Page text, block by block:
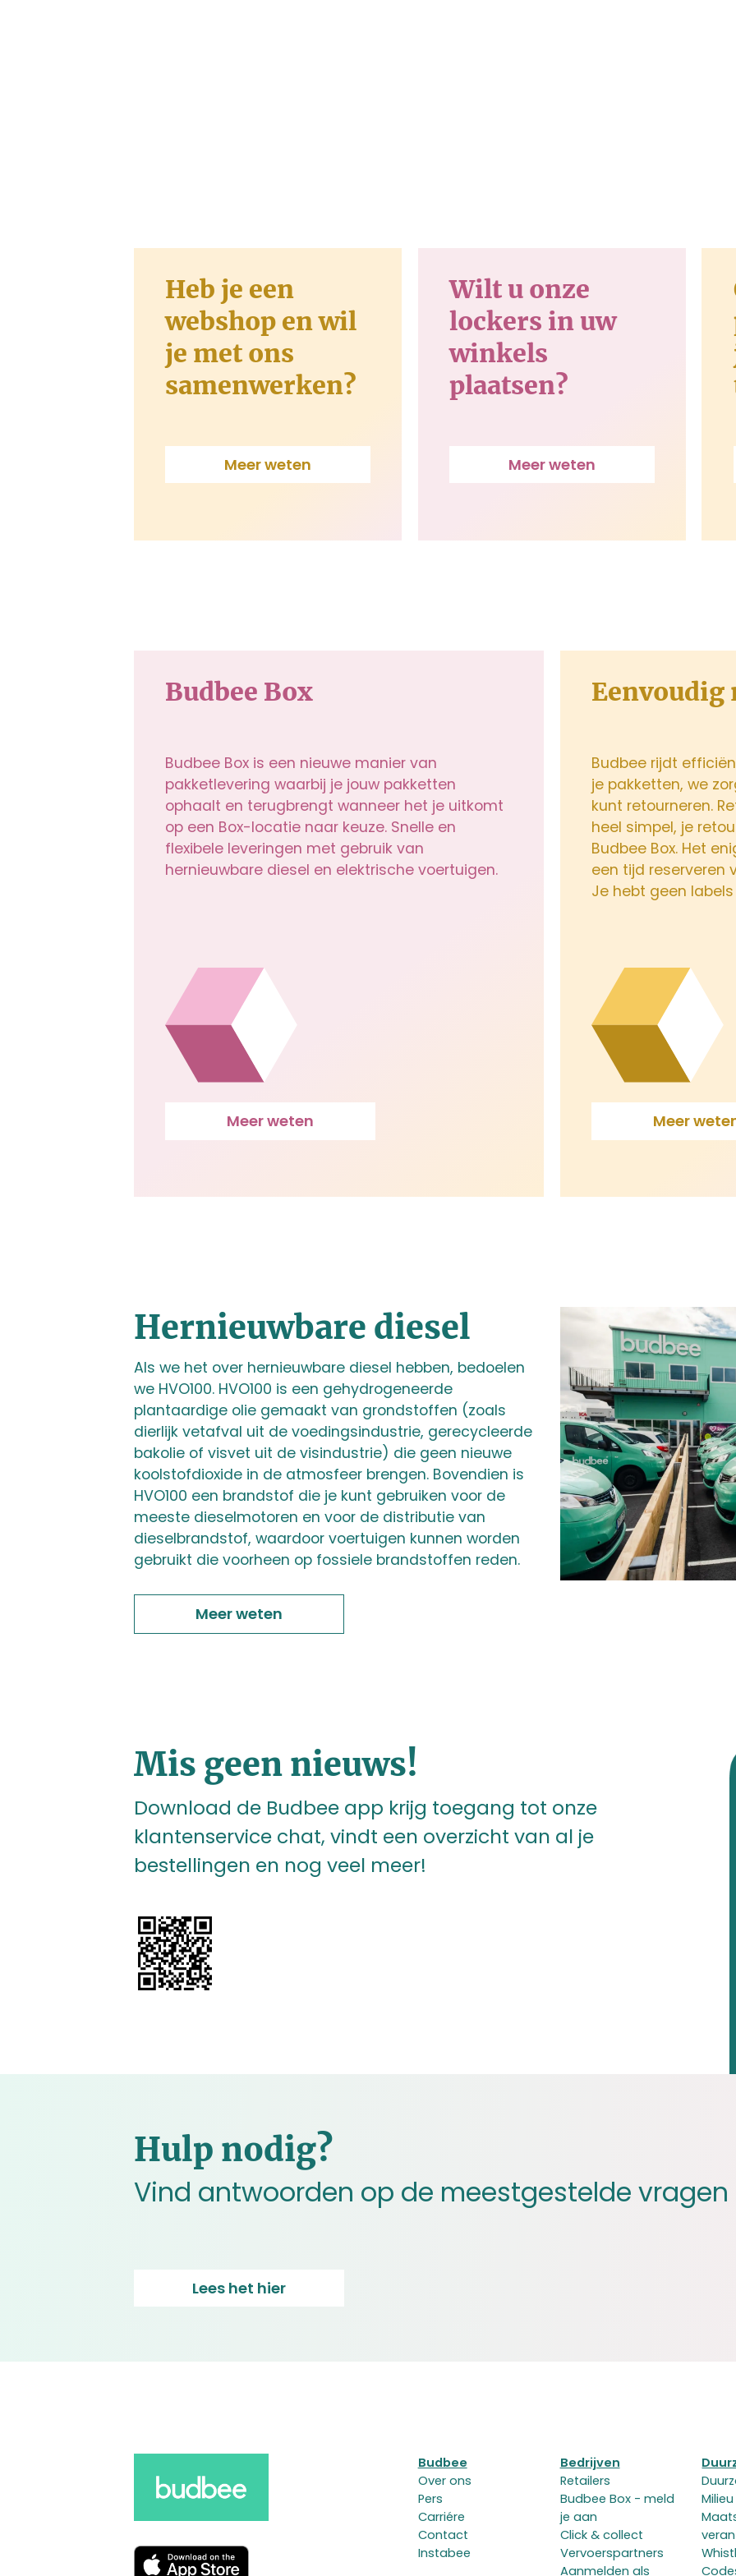
Heb je een
webshop en wil
je met ons
samenwerken?
Meer weten
Wilt u onze
lockers in uw
winkels
plaatsen?
Meer weten
Budbee Box
Budbee Box is een nieuwe manier van
pakketlevering waarbij je jouw pakketten
ophaalt en terugbrengt wanneer het je uitkomt
op een Box-locatie naar keuze. Snelle en
flexibele leveringen met gebruik van
hernieuwbare diesel en elektrische voertuigen.
Meer weten
Budbee rijdt
je pakketten, we
kunt retourneren.
heel simpel, je
Budbee Box. Het
een tijd reserveren
Je hebt geen
Meer
Hernieuwbare diesel
Als we het over hernieuwbare diesel hebben, bedoelen
we HVO100. HVO100 is een gehydrogeneerde
plantaardige olie gemaakt van grondstoffen (zoals
dierlijk vetafval uit de voedingsindustrie, gerecycleerde
bakolie of visvet uit de visindustrie) die geen nieuwe
koolstofdioxide in de atmosfeer brengen. Bovendien is
HVO100 een brandstof die je kunt gebruiken voor de
meeste dieselmotoren en voor de distributie van
dieselbrandstof, waardoor voertuigen kunnen worden
gebruikt die voorheen op fossiele brandstoffen reden.
Meer weten
Mis geen nieuws!
Download de Budbee app krijg toegang tot onze
klantenservice chat, vindt een overzicht van al je
bestellingen en nog veel meer!
Hulp nodig?
Vind antwoorden op de meestgestelde vragen
Lees het hier
Budbee
Over ons
Pers
Carriére
Contact
Instabee
Bedrijven
Retailers
Budbee Box - meld
je aan
Click & collect
Vervoerspartners
Aanmelden als
Milieu